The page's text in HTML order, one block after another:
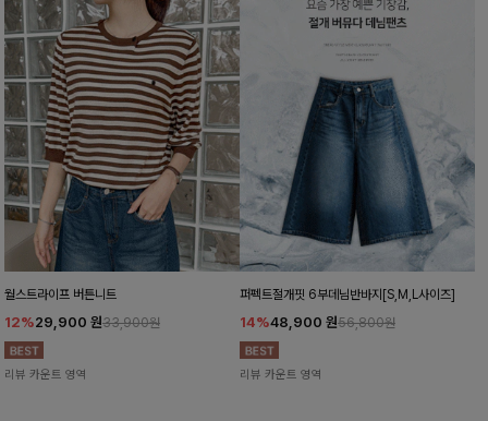
월스트라이프 버튼니트
12%29,900 원33,900원
리뷰 카운트 영역
퍼펙트절개핏 6부데님반바지[S,M,L사이즈]
14%48,900 원56,800원
리뷰 카운트 영역